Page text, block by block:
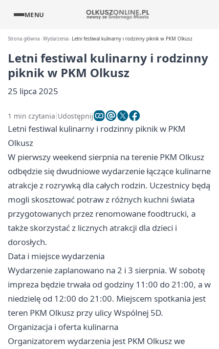
MENU
Strona główna Wydarzenia Letni festiwal kulinarny i rodzinny piknik w PKM Olkusz
Letni festiwal kulinarny i rodzinny
piknik w PKM Olkusz
25 lipca 2025
1 min czytania Udostępnij
Letni festiwal kulinarny i rodzinny piknik w PKM
Olkusz
W pierwszy weekend sierpnia na terenie PKM Olkusz
odbędzie się dwudniowe wydarzenie łączące kulinarne
atrakcje z rozrywką dla całych rodzin. Uczestnicy będą
mogli skosztować potraw z różnych kuchni świata
przygotowanych przez renomowane foodtrucki, a
także skorzystać z licznych atrakcji dla dzieci i
dorosłych.
Data i miejsce wydarzenia
Wydarzenie zaplanowano na 2 i 3 sierpnia. W sobotę
impreza będzie trwała od godziny 11:00 do 21:00, a w
niedzielę od 12:00 do 21:00. Miejscem spotkania jest
teren PKM Olkusz przy ulicy Wspólnej 5D.
Organizacja i oferta kulinarna
Organizatorem wydarzenia jest PKM Olkusz we